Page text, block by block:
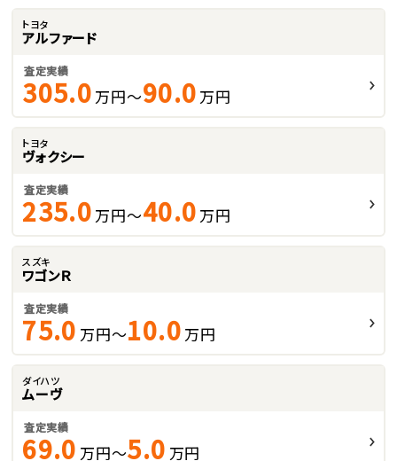
トヨタ
アルファード
査定実績
305.0 万円～90.0 万円
トヨタ
ヴォクシー
査定実績
235.0 万円～40.0 万円
スズキ
ワゴンＲ
査定実績
75.0 万円～10.0 万円
ダイハツ
ムーヴ
査定実績
69.0 万円～5.0 万円